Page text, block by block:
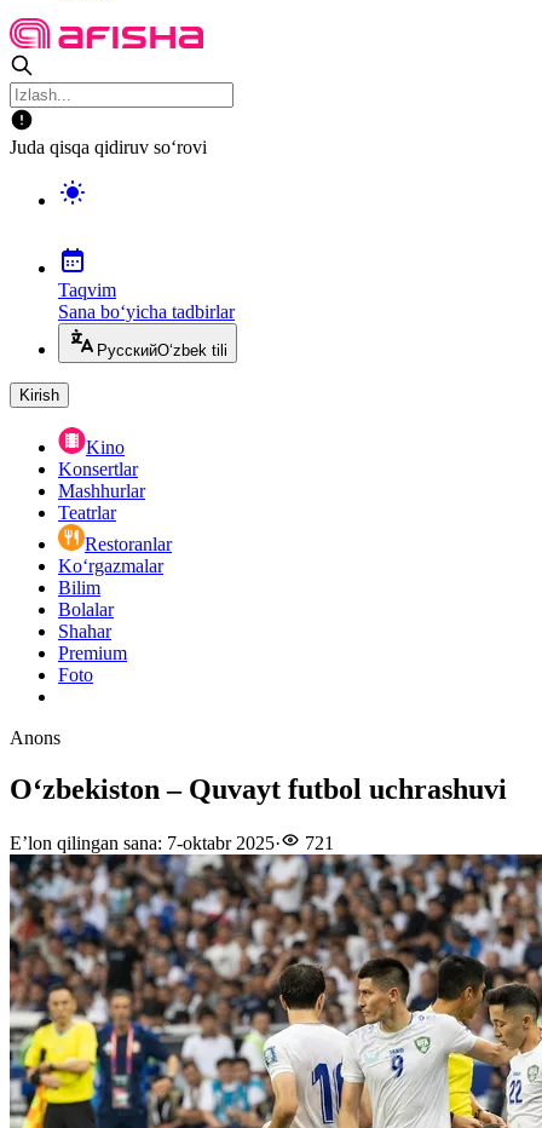
Juda qisqa qidiruv so‘rovi
Taqvim
Sana bo‘yicha tadbirlar
РусскийO‘zbek tili
Kirish
Kino
Konsertlar
Mashhurlar
Teatrlar
Restoranlar
Ko‘rgazmalar
Bilim
Bolalar
Shahar
Premium
Foto
Anons
Oʻzbekiston – Quvayt futbol uchrashuvi
E’lon qilingan sana: 7-oktabr 2025· 721